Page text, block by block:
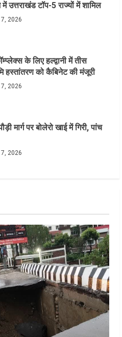
उत्तराखंड टॉप-5 राज्यों में शामिल
2026
के लिए हल्द्वानी में तीस
हस्तांतरण को कैबिनेट की मंजूरी
2026
मार्ग पर बोलेरो खाई में गिरी, पांच
2026